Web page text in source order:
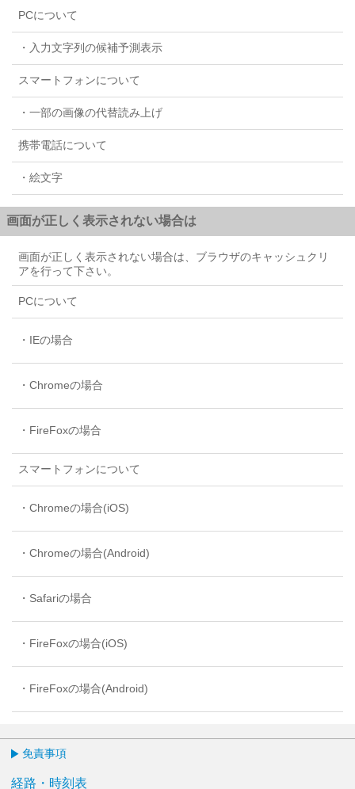
PCについて
・入力文字列の候補予測表示
スマートフォンについて
・一部の画像の代替読み上げ
携帯電話について
・絵文字
画面が正しく表示されない場合は
画面が正しく表示されない場合は、ブラウザのキャッシュクリ
アを行って下さい。
PCについて
・ IEの場合
・ Chromeの場合
・ FireFoxの場合
スマートフォンについて
・ Chromeの場合(iOS)
・ Chromeの場合(Android)
・ Safariの場合
・ FireFoxの場合(iOS)
・ FireFoxの場合(Android)
免責事項
経路・時刻表